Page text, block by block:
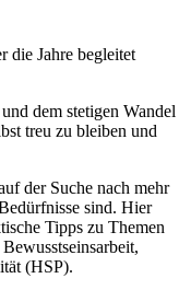
die Jahre begleitet
dem stetigen Wandel
treu zu bleiben und
der Suche nach mehr
sind. Hier
Tipps zu Themen
(HSP).